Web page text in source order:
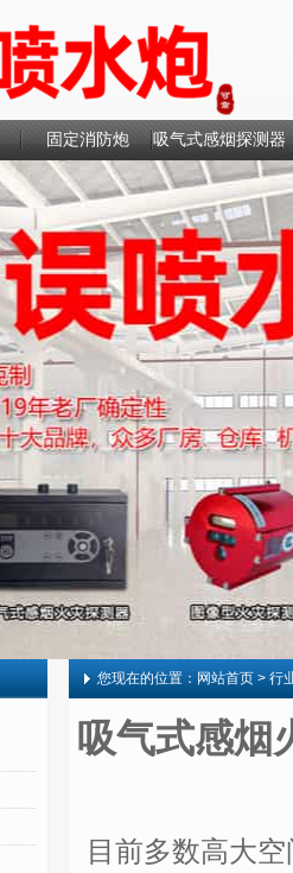
固定消防炮 吸气式感烟探测器
您现在的位置： 网站首页 > 行
吸气式感烟
目前多数高大